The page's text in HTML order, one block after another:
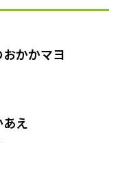
かかマヨ
え